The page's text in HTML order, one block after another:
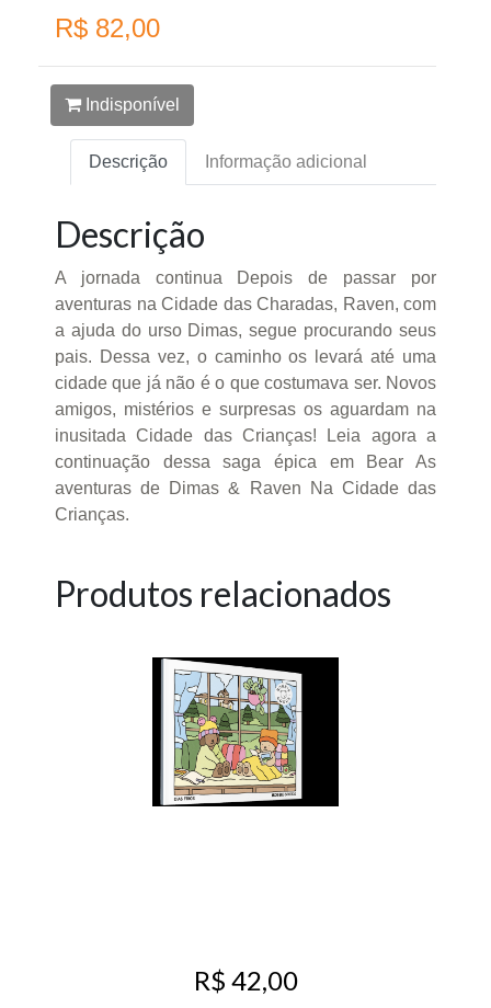
R$ 82,00
Indisponível
Descrição Informação adicional
Descrição
A jornada continua Depois de passar por
aventuras na Cidade das Charadas, Raven, com
a ajuda do urso Dimas, segue procurando seus
pais. Dessa vez, o caminho os levará até uma
cidade que já não é o que costumava ser. Novos
amigos, mistérios e surpresas os aguardam na
inusitada Cidade das Crianças! Leia agora a
continuação dessa saga épica em Bear As
aventuras de Dimas & Raven Na Cidade das
Crianças.
Produtos relacionados
R$ 42,00